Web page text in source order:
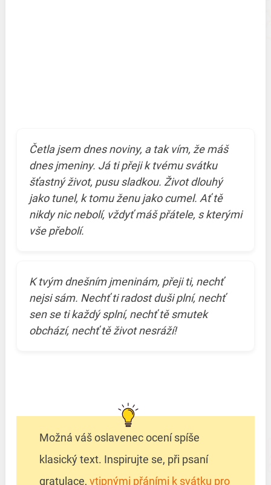
Četla jsem dnes noviny, a tak vím, že máš
dnes jmeniny. Já ti přeji k tvému svátku
šťastný život, pusu sladkou. Život dlouhý
jako tunel, k tomu ženu jako cumel. Ať tě
nikdy nic nebolí, vždyť máš přátele, s kterými
vše přebolí.
K tvým dnešním jmeninám, přeji ti, nechť
nejsi sám. Nechť ti radost duši plní, nechť
sen se ti každý splní, nechť tě smutek
obchází, nechť tě život nesráží!
Možná váš oslavenec ocení spíše
klasický text. Inspirujte se, při psaní
gratulace, vtipnými přáními k svátku pro